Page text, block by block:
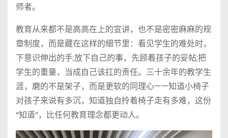
师者。
教育从来都不是高高在上的宣讲，也不是密密麻麻的规
章制度，而是藏在这样的细节里：看见学生的难处时，
下意识伸出的手;放下自己的事，先顾着孩子的妥帖;把
学生的重量，当成自己该扛的责任。三十余年的教学生
涯，磨的不是架子，而是更软的同理心——知道小椅子
对孩子来说有多沉，知道独自拎着椅子走有多难，这份
“知道”，比任何教育理念都更动人。